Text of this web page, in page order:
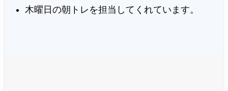
木曜日の朝トレを担当してくれています。